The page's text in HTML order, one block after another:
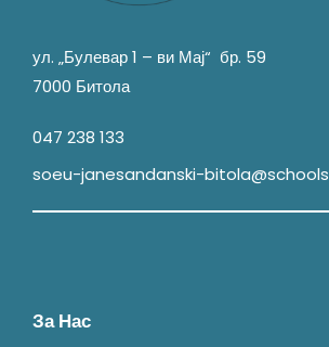
ул. „Булевар 1 – ви Мај“ бр. 59
7000 Битола
047 238 133
soeu-janesandanski-
За Нас